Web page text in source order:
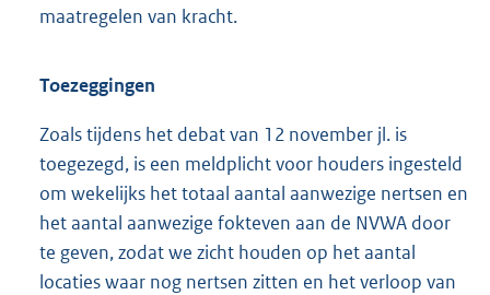
maatregelen van kracht.
Toezeggingen
Zoals tijdens het debat van 12 november jl. is
toegezegd, is een meldplicht voor houders ingesteld
om wekelijks het totaal aantal aanwezige nertsen en
het aantal aanwezige fokteven aan de NVWA door
te geven, zodat we zicht houden op het aantal
locaties waar nog nertsen zitten en het verloop van